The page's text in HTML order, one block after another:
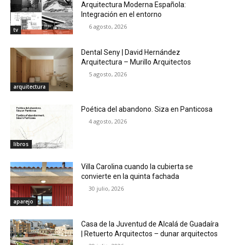
tv
Arquitectura Moderna Española:
Integración en el entorno
6 agosto, 2026
arquitectura
Dental Seny | David Hernández
Arquitectura – Murillo Arquitectos
5 agosto, 2026
libros
Poética del abandono. Siza en Panticosa
4 agosto, 2026
aparejo
Villa Carolina cuando la cubierta se
convierte en la quinta fachada
30 julio, 2026
Casa de la Juventud de Alcalá de Guadaíra
| Retuerto Arquitectos – dunar arquitectos